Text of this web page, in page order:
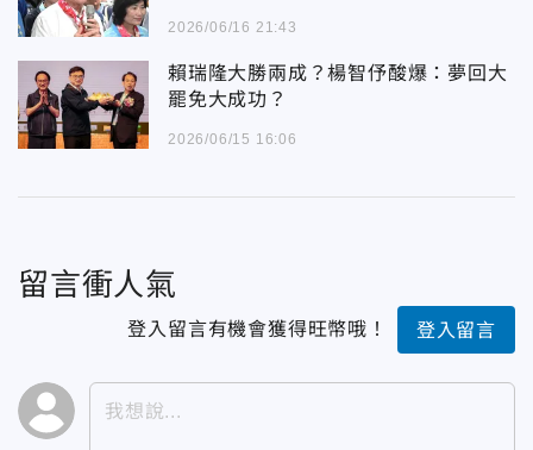
2026/06/16 21:43
賴瑞隆大勝兩成？楊智伃酸爆：夢回大
罷免大成功？
2026/06/15 16:06
留言衝人氣
登入留言有機會獲得旺幣哦！ 登入留言